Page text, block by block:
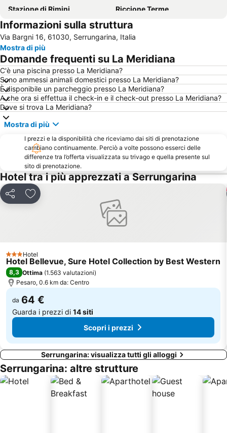
Stazione di Rimini
Riccione Terme
Grotte di Frasassi
Oltremare
Aquafan
Centro Storico
Centro Storico di Gubbio
Palacongressi di Rimini
Fiabilandia
San Giuliano Mare
Marebello
Cattolica Lido
Stazione FF.SS. Riccione Riccione
Bellariva
Acquario di Cattolica
Lido Mare - Rimini
Centro storico di San Marino
Gabicce Monte
Abissinia
Lido Torrette
Rimini
Festival del Fitness di Rimini
Villaggio del Sole
Rimini Terme
Bagno 81 No problem
Stadio Comunale Italo Nicoletti
Lido di Misano Adriatico
Aeroporto di Rimini-Miramare
Centro della città
Stadio Olimpico
Baia Flaminia
Lido Fano
Beach 33
Informazioni sulla struttura
Via Bargni 16, 61030, Serrungarina, Italia
Mostra di più
Domande frequenti su La Meridiana
C'è una piscina presso La Meridiana?
Sono ammessi animali domestici presso La Meridiana?
È disponibile un parcheggio presso La Meridiana?
A che ora si effettua il check-in e il check-out presso La Meridiana?
Dove si trova La Meridiana?
Mostra di più
I prezzi e la disponibilità che riceviamo dai siti di prenotazione
cambiano continuamente. Perciò a volte possono esserci delle
differenze tra l’offerta visualizzata su trivago e quella presente sul
sito di prenotazione.
Hotel tra i più apprezzati a Serrungarina
CondividiAggiungi ai preferiti
3 StelleHotel
Hotel Bellevue, Sure Hotel Collection by Best Western
8,3 Ottima (1.563 valutazioni)
Pesaro, 0.6 km da: Centro
da 64 €
Guarda i prezzi di 14 siti
Scopri i prezzi
Serrungarina: visualizza tutti gli alloggi
Serrungarina: altre strutture